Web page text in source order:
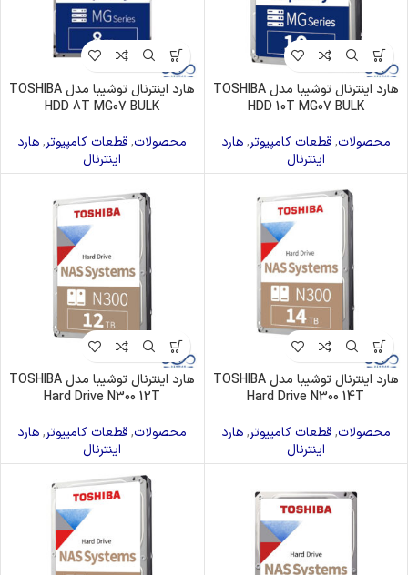
هارد اینترنال توشیبا مدل TOSHIBA
HDD 10T MG07 BULK
محصولات,قطعات کامپیوتر,هارد
اینترنال
هارد اینترنال توشیبا مدل TOSHIBA
HDD 8T MG07 BULK
محصولات,قطعات کامپیوتر,هارد
اینترنال
هارد اینترنال توشیبا مدل TOSHIBA
Hard Drive N300 14T
محصولات,قطعات کامپیوتر,هارد
اینترنال
هارد اینترنال توشیبا مدل TOSHIBA
Hard Drive N300 12T
محصولات,قطعات کامپیوتر,هارد
اینترنال